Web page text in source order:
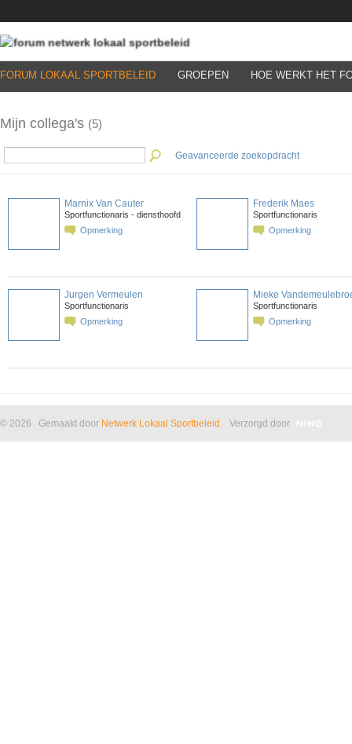
FORUM LOKAAL SPORTBELEID GROEPEN HOE WERKT HET
Mijn collega's (5)
Geavanceerde zoekopdracht
Marnix Van Cauter
Sportfunctionaris - diensthoofd
Opmerking
Frederik Maes
Sportfunctionaris
Opmerking
Jurgen Vermeulen
Sportfunctionaris
Opmerking
Mieke
Sportfunctionaris
Opmerking
© 2026 Gemaakt door Netwerk Lokaal Sportbeleid . Verzorgd door